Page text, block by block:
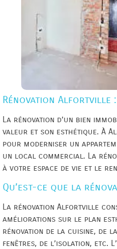
Rénovation Alfortville :
La rénovation d’un bien
valeur et son esthétique. À
pour moderniser un
un local commercial. La
à votre espace de vie et le
Qu’est-ce que la
La rénovation Alfortville
améliorations sur le plan
rénovation de la cuisine, de
fenêtres, de l’isolation, etc.